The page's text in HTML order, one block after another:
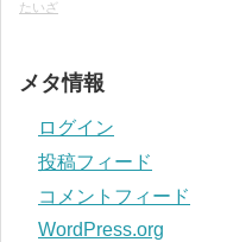
たいざ
メタ情報
ログイン
投稿フィード
コメントフィード
WordPress.org